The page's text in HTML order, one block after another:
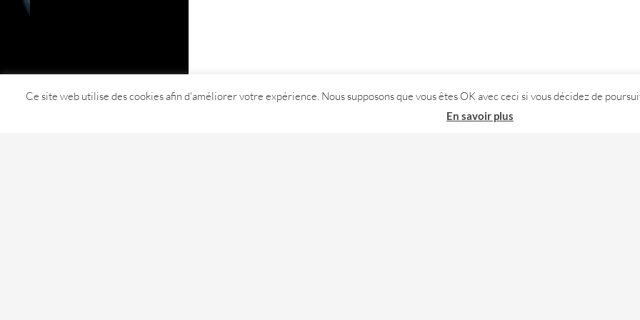
Ce site web utilise des cookies afin d'améliorer votre expérience. Nous supposons que vous êtes OK avec ceci si vous décidez de
En savoir plus